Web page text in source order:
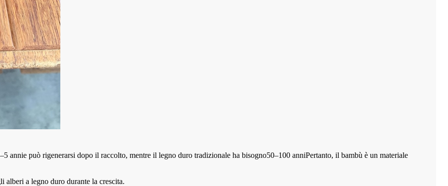
–5 annie può rigenerarsi dopo il raccolto, mentre il legno duro tradizionale ha bisogno50–100 anniPertanto, il bambù è un materiale
a legno duro durante la crescita.